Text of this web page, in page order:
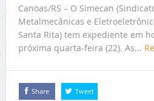
Canoas/RS – O Simecan
Metalmecânicas e
Santa Rita) tem expediente em
próxima quarta-feira (22). As...
Share Tweet